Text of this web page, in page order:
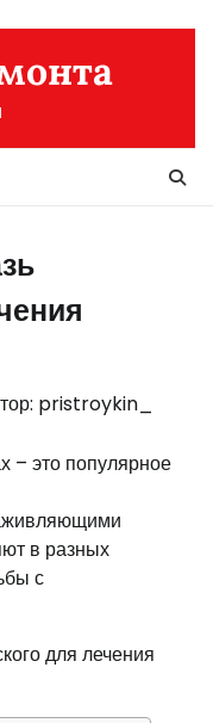
pristroykin_
– это популярное
в разных
с